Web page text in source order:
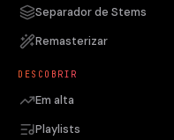
Separador de Stems
Remasterizar
DESCOBRIR
Em alta
Playlists